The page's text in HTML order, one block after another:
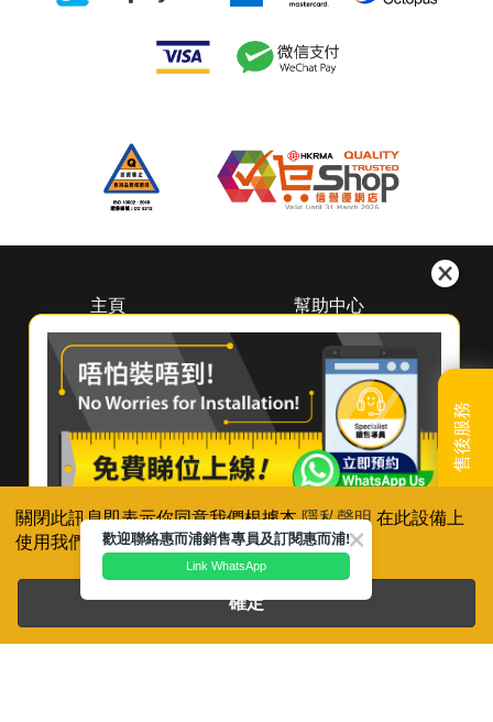
關閉此訊息即表示你同意我們根據本隱私聲明 在此設備上
使用我們的cookie，除非你已停用有關設定。
確定
售後服務
主頁
關於惠而浦
（香港）
尋找經銷商
聯絡我們
幫助中心
下載中心
預約維修
登記保養
產品續保
常見問題及使用貼士
聯絡我們
惠而浦乃美國惠而浦Whirlpool, U.S.A.的註冊商標
歡迎聯絡惠而浦銷售專員及訂閱惠而浦!
Link WhatsApp